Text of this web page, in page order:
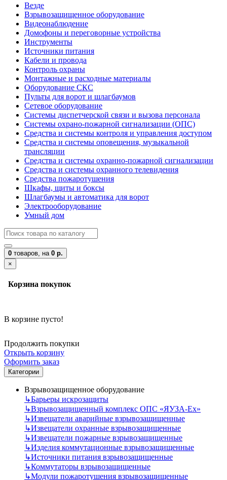
Везде
Взрывозащищенное оборудование
Видеонаблюдение
Домофоны и переговорные устройства
Инструменты
Источники питания
Кабели и провода
Контроль охраны
Монтажные и расходные материалы
Оборудование СКС
Пульты для ворот и шлагбаумов
Сетевое оборудование
Системы диспетчерской связи и вызова персонала
Системы охрано-пожарной сигнализации (ОПС)
Средства и системы контроля и управления доступом
Средства и системы оповещения, музыкальной
трансляции
Средства и системы охранно-пожарной сигнализации
Средства и системы охранного телевидения
Средства пожаротушения
Шкафы, щиты и боксы
Шлагбаумы и автоматика для ворот
Электрооборудование
Умный дом
0 товаров, на 0 р.
×
Корзина покупок
В корзине пусто!
Продолжить покупки
Открыть корзину
Оформить заказ
Категории
Взрывозащищенное оборудование
↳Барьеры искрозащиты
↳Взрывозащищенный комплекс ОПС «ЯУЗА-Ех»
↳Извещатели аварийные взрывозащищенные
↳Извещатели охранные взрывозащищенные
↳Извещатели пожарные взрывозащищенные
↳Изделия коммутационные взрывозащищенные
↳Источники питания взрывозащищенные
↳Коммутаторы взрывозащищенные
↳Модули пожаротушения взрывозащищенные